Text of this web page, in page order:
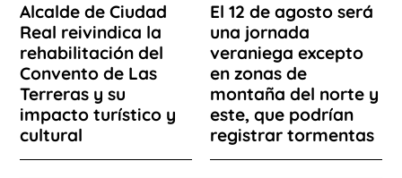
Alcalde de Ciudad
Real reivindica la
rehabilitación del
Convento de Las
Terreras y su
impacto turístico y
cultural
El 12 de agosto será
una jornada
veraniega excepto
en zonas de
montaña del norte y
este, que podrían
registrar tormentas